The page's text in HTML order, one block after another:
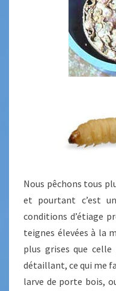
Nous pêchons tous
et pourtant c’est
conditions d’étiage
teignes élevées à la
plus grises que
détaillant, ce qui me
larve de porte bois,